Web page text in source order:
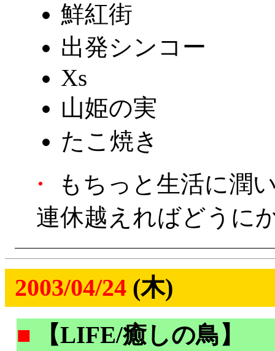
鮮紅街
出発シンコー
Xs
山姫の実
たこ焼き
・
もちっと生活に潤
連休越えればどうに
2003/04/24 (木)
■
【LIFE/癒しの鳥】